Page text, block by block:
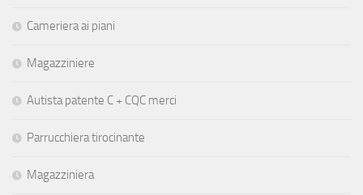
Cameriera ai piani
Magazziniere
Autista patente C + CQC merci
Parrucchiera tirocinante
Magazziniera